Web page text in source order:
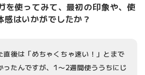
を使ってみて、最初の印象や、使
感はいかがでしたか？
直後は「めちゃくちゃ速い！」とまで
ったんですが、1〜2週間使ううちにじ